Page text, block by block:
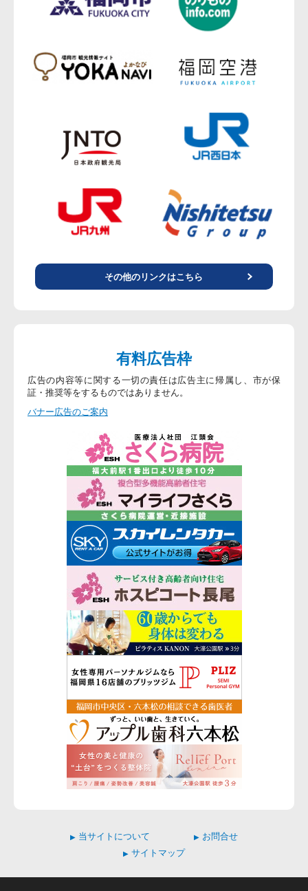
その他のリンクはこちら
有料広告枠
広告の内容等に関する一切の責任は広告主に帰属し、市が保
証・推奨等をするものではありません。
バナー広告のご案内
▶ 当サイトについて ▶ お問合せ
▶ サイトマップ